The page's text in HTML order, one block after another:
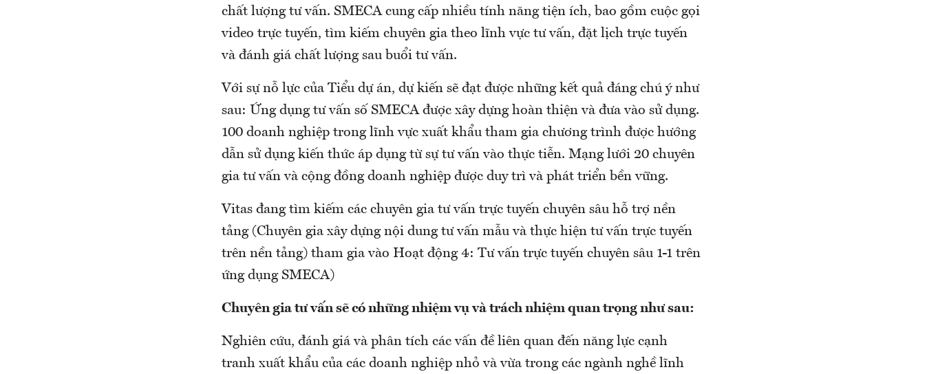
chất lượng tư vấn. SMECA cung cấp nhiều tính năng tiện ích, bao gồm cuộc gọi
video trực tuyến, tìm kiếm chuyên gia theo lĩnh vực tư vấn, đặt lịch trực tuyến
và đánh giá chất lượng sau buổi tư vấn.
Với sự nỗ lực của Tiểu dự án, dự kiến sẽ đạt được những kết quả đáng chú ý như
sau: Ứng dụng tư vấn số SMECA được xây dựng hoàn thiện và đưa vào sử dụng.
100 doanh nghiệp trong lĩnh vực xuất khẩu tham gia chương trình được hướng
dẫn sử dụng kiến thức áp dụng từ sự tư vấn vào thực tiễn. Mạng lưới 20 chuyên
gia tư vấn và cộng đồng doanh nghiệp được duy trì và phát triển bền vững.
Vitas đang tìm kiếm các chuyên gia tư vấn trực tuyến chuyên sâu hỗ trợ nền
tảng (Chuyên gia xây dựng nội dung tư vấn mẫu và thực hiện tư vấn trực tuyến
trên nền tảng) tham gia vào Hoạt động 4: Tư vấn trực tuyến chuyên sâu 1-1 trên
ứng dụng SMECA)
Chuyên gia tư vấn sẽ có những nhiệm vụ và trách nhiệm quan trọng như sau:
Nghiên cứu, đánh giá và phân tích các vấn đề liên quan đến năng lực cạnh
tranh xuất khẩu của các doanh nghiệp nhỏ và vừa trong các ngành nghề lĩnh